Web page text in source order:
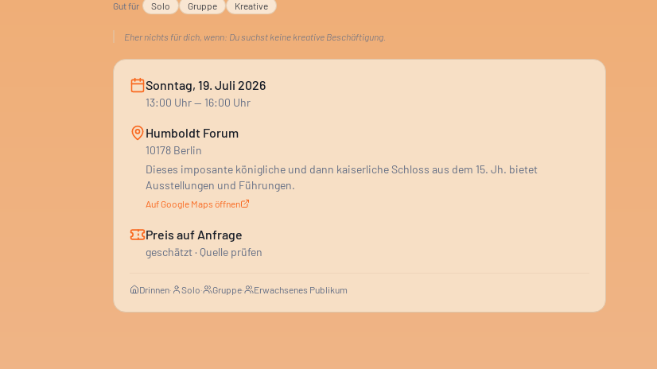
Gut für Solo Gruppe Kreative
Eher nichts für dich, wenn: Du suchst keine kreative Beschäftigung.
Sonntag, 19. Juli 2026
13:00 Uhr— 16:00 Uhr
Humboldt Forum
10178 Berlin
Dieses imposante königliche und dann kaiserliche Schloss aus dem 15. Jh. bietet
Ausstellungen und Führungen.
Auf Google Maps öffnen
Preis auf Anfrage
geschätzt · Quelle prüfen
Drinnen· Solo· Gruppe· Erwachsenes Publikum